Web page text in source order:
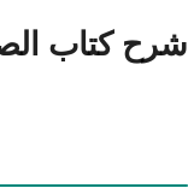
شرح كتاب